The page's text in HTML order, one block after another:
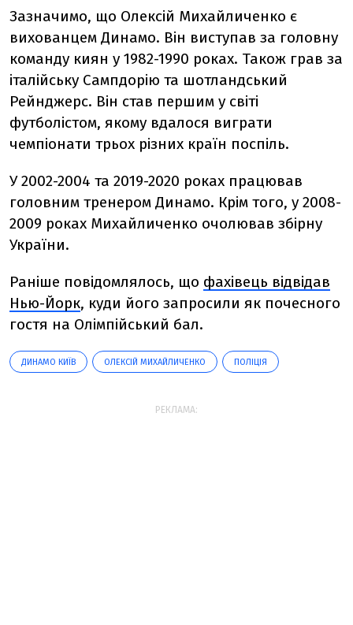
Зазначимо, що Олексій Михайличенко є
вихованцем Динамо. Він виступав за головну
команду киян у 1982-1990 роках. Також грав за
італійську Сампдорію та шотландський
Рейнджерс. Він став першим у світі
футболістом, якому вдалося виграти
чемпіонати трьох різних країн поспіль.
У 2002-2004 та 2019-2020 роках працював
головним тренером Динамо. Крім того, у 2008-
2009 роках Михайличенко очолював збірну
України.
Раніше повідомлялось, що фахівець відвідав
Нью-Йорк, куди його запросили як почесного
гостя на Олімпійський бал.
ДИНАМО КИЇВ ОЛЕКСІЙ МИХАЙЛИЧЕНКО ПОЛІЦІЯ
РЕКЛАМА: